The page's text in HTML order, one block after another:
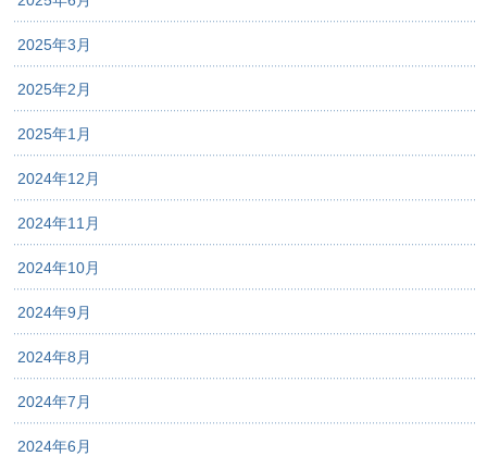
2025年3月
2025年2月
2025年1月
2024年12月
2024年11月
2024年10月
2024年9月
2024年8月
2024年7月
2024年6月